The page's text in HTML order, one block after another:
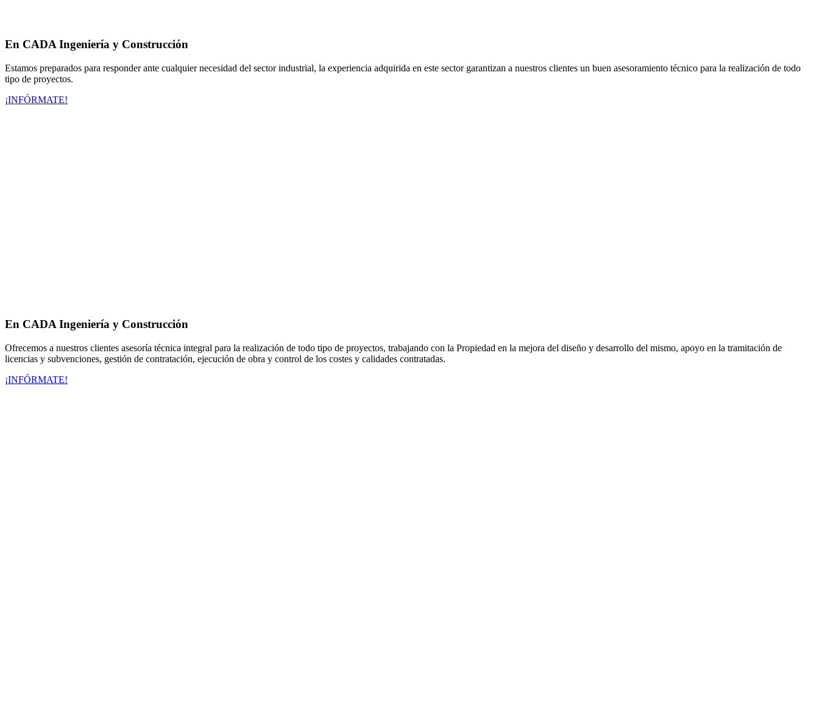
En CADA Ingeniería y Construcción
Estamos preparados para responder ante cualquier necesidad del sector industrial, la experiencia adquirida en este sector garantizan a nuestros clientes un buen asesoramiento técnico para la realización de todo
tipo de proyectos.
¡INFÓRMATE!
En CADA Ingeniería y Construcción
Ofrecemos a nuestros clientes asesoría técnica integral para la realización de todo tipo de proyectos, trabajando con la Propiedad en la mejora del diseño y desarrollo del mismo, apoyo en la tramitación de
licencias y subvenciones, gestión de contratación, ejecución de obra y control de los costes y calidades contratadas.
¡INFÓRMATE!